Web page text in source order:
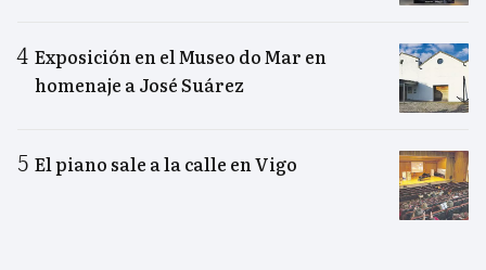
Exposición en el Museo do Mar en
homenaje a José Suárez
El piano sale a la calle en Vigo